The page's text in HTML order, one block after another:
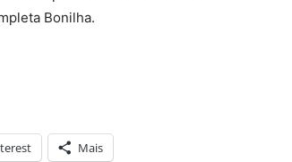
Bonilha.
Mais